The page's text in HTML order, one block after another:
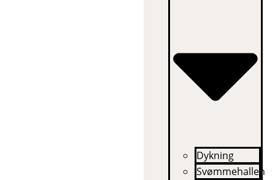
Dykning
Svømmehallen